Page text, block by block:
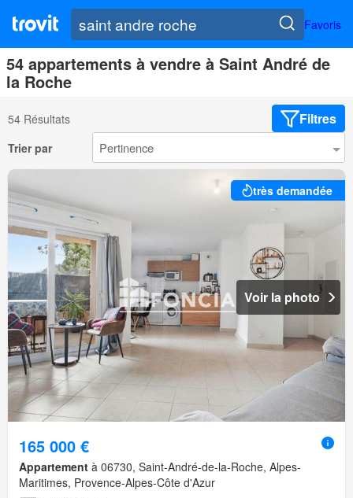
Favoris
54 appartements à vendre à Saint André de
la Roche
54 Résultats Filtres
Trier par
très demandée
Voir la photo
165 000 €
Appartement à 06730, Saint-André-de-la-Roche, Alpes-
Maritimes, Provence-Alpes-Côte d'Azur